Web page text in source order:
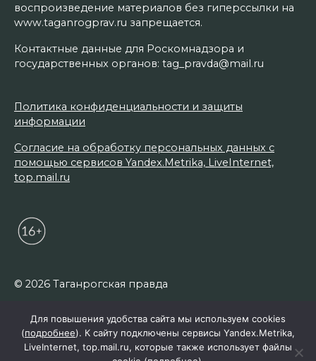
воспроизведение материалов без гиперссылки на
www.taganrogprav.ru запрещается.
Контактные данные для Роскомнадзора и
государственных органов: tag_pravda@mail.ru
Политика конфиденциальности и защиты
информации
Согласие на обработку персональных данных с
помощью сервисов Yandex.Metrika, LiveInternet,
top.mail.ru
© 2026 Таганрогская правда
Для повышения удобства сайта мы используем cookies
(подробнее). К сайту подключены сервисы Yandex.Metrika,
LiveInternet, top.mail.ru, которые также использует файлы